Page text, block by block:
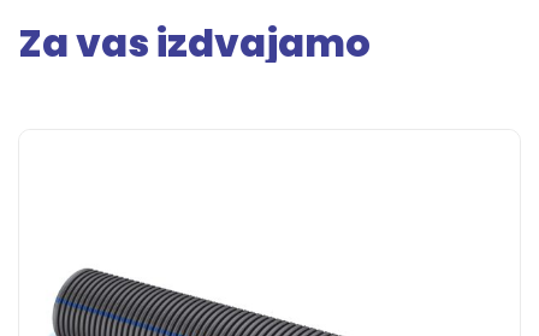
Za vas izdvajamo